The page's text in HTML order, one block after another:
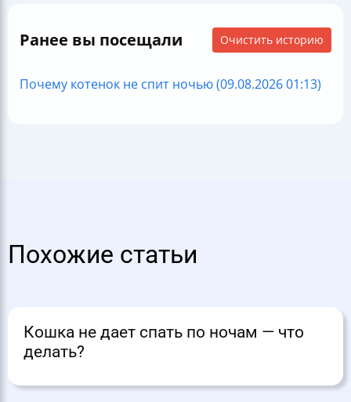
Ранее вы посещали Очистить историю
Почему котенок не спит ночью (09.08.2026 01:13)
Похожие статьи
Кошка не дает спать по ночам — что
делать?